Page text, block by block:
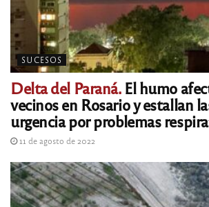
SUCESOS
Delta del Paraná.El humo
vecinos en Rosario y estallan
urgencia por problemas
11 de agosto de 2022